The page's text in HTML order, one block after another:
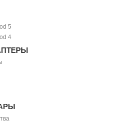
5
4